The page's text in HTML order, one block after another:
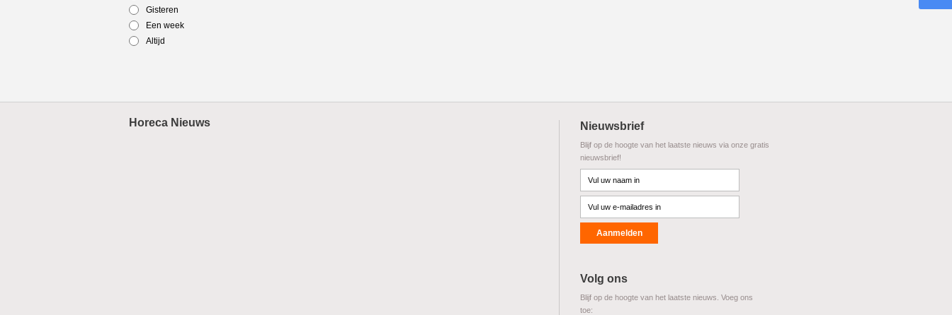
Gisteren
Een week
Altijd
Horeca Nieuws Nieuwsbrief
Blijf op de hoogte van het laatste nieuws via onze gratis
nieuwsbrief!
Volg ons
Blijf op de hoogte van het laatste nieuws. Voeg ons
toe: